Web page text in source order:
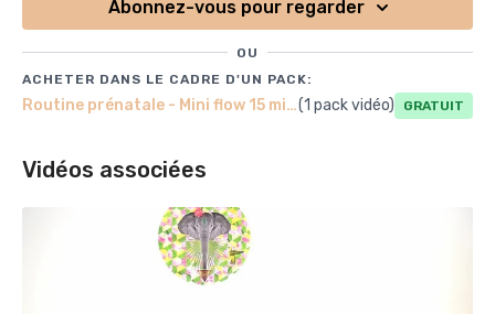
pourras même prendre le temps de te connecter avec
ton bébé...
Abonnez-vous pour regarder
OU
ACHETER DANS LE CADRE D'UN PACK:
Routine prénatale - Mini flow 15 minutes(1 pack vidéo) Gratuit
Vidéos associées